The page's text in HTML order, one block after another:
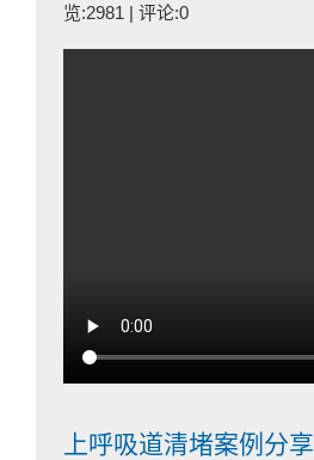
览:2981 | 评论:0
上呼吸道清堵案例分享